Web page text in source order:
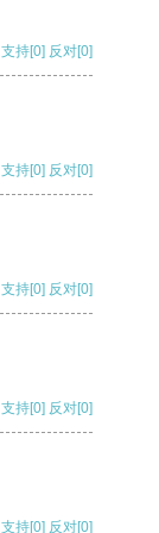
支持[0] 反对[0]
支持[0] 反对[0]
支持[0] 反对[0]
支持[0] 反对[0]
支持[0] 反对[0]